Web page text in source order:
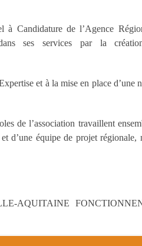
Candidature de l’Agence
ses services par la
et à la mise en place d’une
de l’association travaillent
d’une équipe de projet régionale,
AQUITAINE